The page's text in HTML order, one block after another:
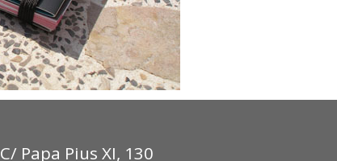
C/ Papa Pius XI, 130